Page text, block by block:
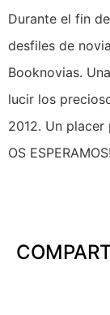
Durante el fin
desfiles de
Booknovias.
lucir los
2012. Un
OS ESPERAMOS!